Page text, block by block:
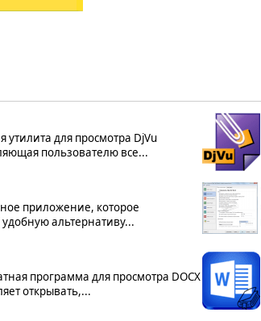
утилита для просмотра DjVu
пользователю все...
приложение, которое
удобную альтернативу...
программа для просмотра DOCX
открывать,...